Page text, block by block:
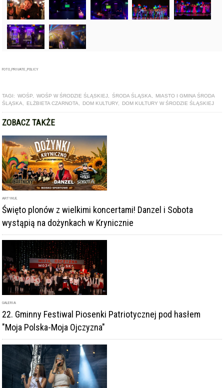
FOTO_PRIVATE_POLICY
TAGI: WOŚP, WOŚP W ŚRODZIE ŚLĄSKIEJ, ŚRODA ŚLĄSKA,
MIASTO I GMINA ŚRODA
ŚLĄSKA, ELŻBIETA CZARNOTA, DOM KULTURY, DOM KULTURY W ŚRODZIE ŚLĄSKIEJ
ZOBACZ TAKŻE
ARTYKUŁ
Święto plonów z wielkimi koncertami! Danzel i Sobota
wystąpią na dożynkach w Krynicznie
GALERIA
22. Gminny Festiwal Piosenki Patriotycznej pod hasłem
"Moja Polska-Moja Ojczyzna"